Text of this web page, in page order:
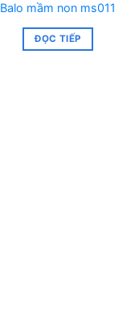
Balo mầm non ms011
ĐỌC TIẾP